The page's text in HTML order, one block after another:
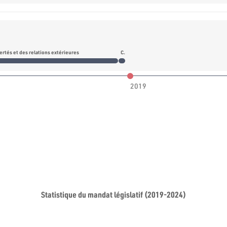
et des relations extérieures Commission de l’organisation de l’administration et des affaires des forces portant d’armes
2019
Statistique du mandat législatif (2019-2024)